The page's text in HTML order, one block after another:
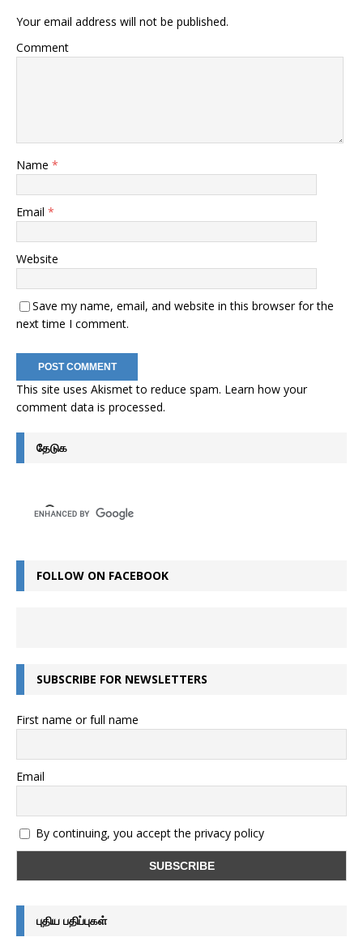
Your email address will not be published.
Comment
Name *
Email *
Website
Save my name, email, and website in this browser for the
next time I comment.
This site uses Akismet to reduce spam. Learn how your
comment data is processed.
தேடுக
FOLLOW ON FACEBOOK
SUBSCRIBE FOR NEWSLETTERS
First name or full name
Email
By continuing, you accept the privacy policy
புதிய பதிப்புகள்